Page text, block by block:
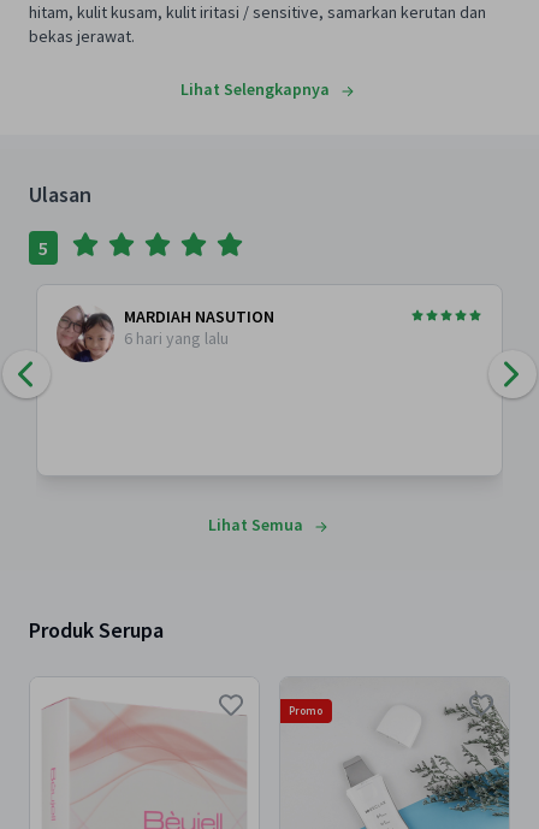
hitam, kulit kusam, kulit iritasi / sensitive, samarkan kerutan dan
bekas jerawat.
Lihat Selengkapnya
Ulasan
5
MARDIAH NASUTION
6 hari yang lalu
Lihat Semua
Produk Serupa
Promo